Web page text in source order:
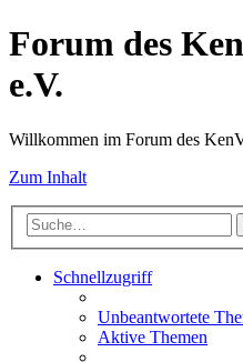
Forum des
e.V.
Willkommen im Forum des
Zum Inhalt
Schnellzugriff
Unbeantwortete
Aktive Themen